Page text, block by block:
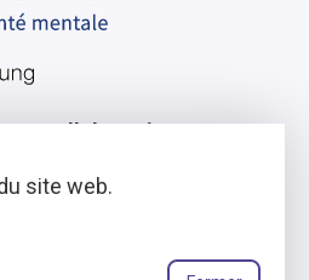
En collaboration avec
site web.